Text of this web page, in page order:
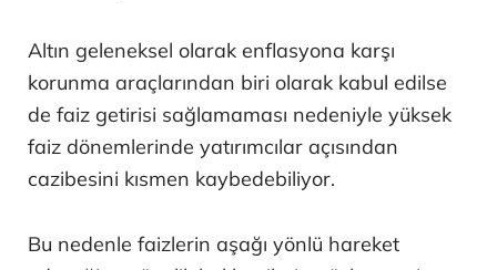
Altın geleneksel olarak enflasyona karşı
korunma araçlarından biri olarak kabul edilse
de faiz getirisi sağlamaması nedeniyle yüksek
faiz dönemlerinde yatırımcılar açısından
cazibesini kısmen kaybedebiliyor.
Bu nedenle faizlerin aşağı yönlü hareket